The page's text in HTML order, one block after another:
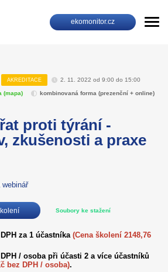
ekomonitor.cz
AKREDITACE 2. 11. 2022 od 9:00 do 15:00
(mapa) kombinovaná forma (prezenční + online)
proti týrání -
zkušenosti a praxe
Soubory ke stažení
za 1 účastníka (Cena školení 2148,76
/ osoba při účasti 2 a více účastníků
bez DPH / osoba).